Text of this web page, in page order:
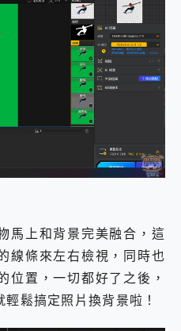
馬上和背景完美融合，這
線條來左右檢視，同時也
位置，一切都好了之後，
輕鬆搞定照片換背景啦！